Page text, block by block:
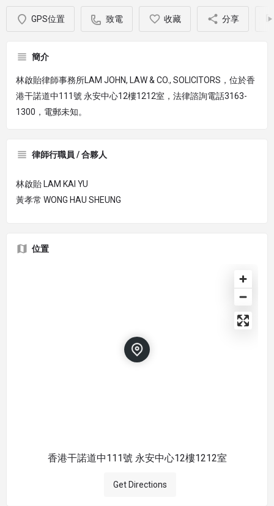
GPS位置 致電 收藏 分享
簡介
林啟貽律師事務所LAM JOHN, LAW & CO., SOLICITORS，位於香
港干諾道中111號 永安中心12樓1212室，法律諮詢電話3163-
1300，電郵未知。
律師行職員 / 合夥人
林啟貽 LAM KAI YU
黃孝常 WONG HAU SHEUNG
位置
香港干諾道中111號 永安中心12樓1212室
Get Directions